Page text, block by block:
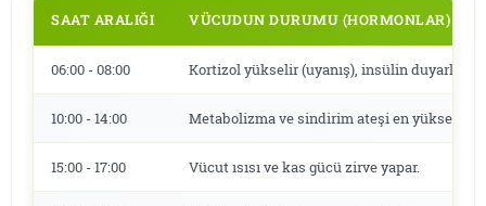
SAAT ARALIĞI VÜCUDUN DURUMU (HORMONLAR)
06:00 - 08:00 Kortizol yükselir (uyanış), insülin duyarlılığı
10:00 - 14:00 Metabolizma ve sindirim ateşi en yüksek
15:00 - 17:00 Vücut ısısı ve kas gücü zirve yapar.